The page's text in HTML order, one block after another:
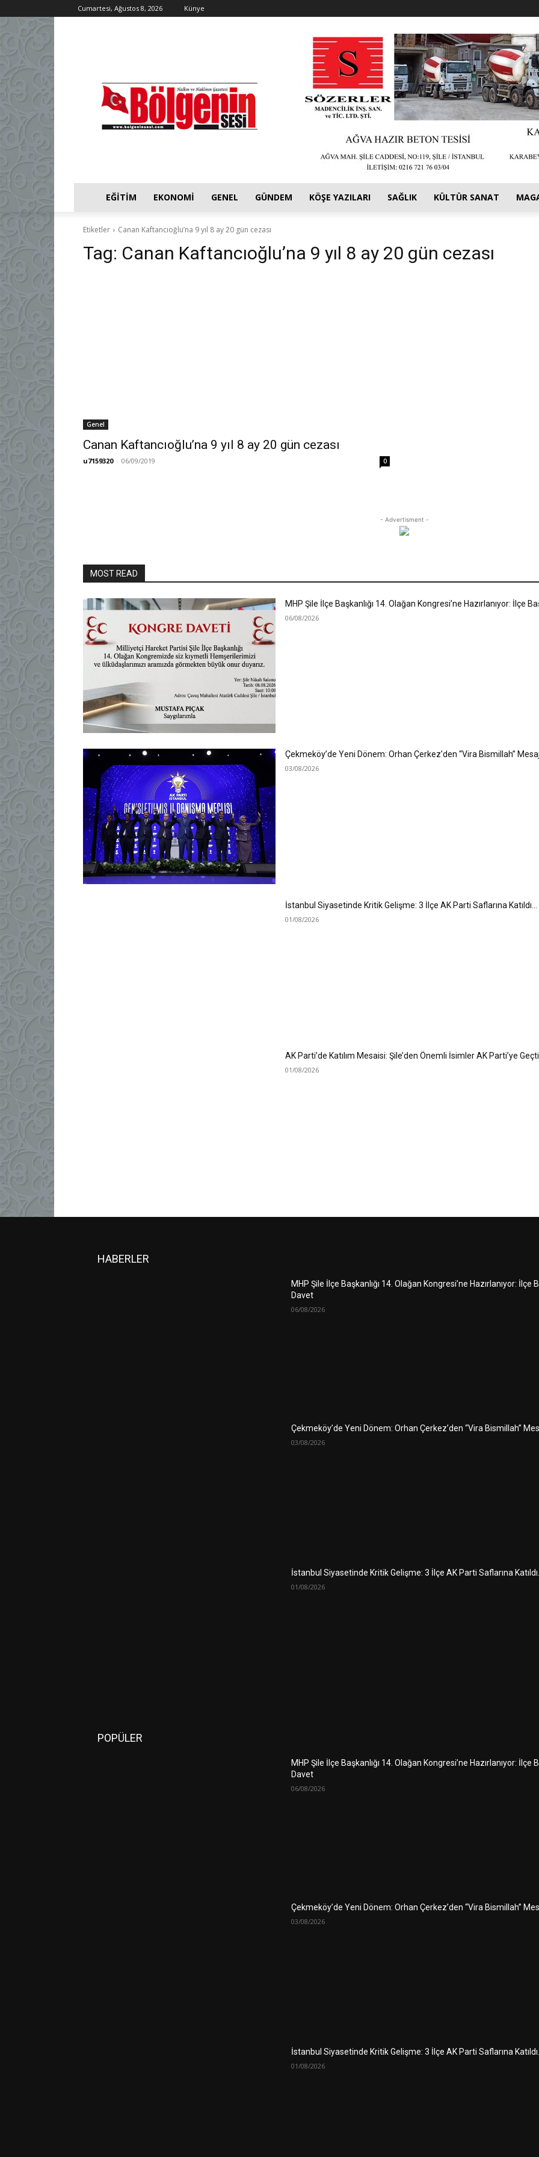
Cumartesi, Ağustos 8, 2026 Künye
EĞITIM EKONOMI GENEL GÜNDEM KÖŞE YAZILARI SAĞLIK KÜLTÜR SANAT
Etiketler Canan Kaftancıoğlu’na 9 yıl 8 ay 20 gün cezası
Tag: Canan Kaftancıoğlu’na 9 yıl 8 ay 20 gün cezası
Genel
Canan Kaftancıoğlu’na 9 yıl 8 ay 20 gün cezası
u7159320 - 06/09/2019 0
- Advertisment -
MOST READ
MHP Şile İlçe Başkanlığı 14. Olağan Kongresi’ne Hazırlanıyor: İlçe
06/08/2026
Çekmeköy’de Yeni Dönem: Orhan Çerkez’den “Vira Bismillah”
03/08/2026
İstanbul Siyasetinde Kritik Gelişme: 3 İlçe AK Parti Saflarına Katıldı…
01/08/2026
AK Parti’de Katılım Mesaisi: Şile’den Önemli İsimler AK Parti’ye
01/08/2026
HABERLER
MHP Şile İlçe Başkanlığı 14. Olağan Kongresi’ne Hazırlanıyor: İlçe
Davet
06/08/2026
Çekmeköy’de Yeni Dönem: Orhan Çerkez’den “Vira Bismillah”
03/08/2026
İstanbul Siyasetinde Kritik Gelişme: 3 İlçe AK Parti Saflarına
01/08/2026
POPÜLER
MHP Şile İlçe Başkanlığı 14. Olağan Kongresi’ne Hazırlanıyor: İlçe
Davet
06/08/2026
Çekmeköy’de Yeni Dönem: Orhan Çerkez’den “Vira Bismillah”
03/08/2026
İstanbul Siyasetinde Kritik Gelişme: 3 İlçe AK Parti Saflarına
01/08/2026